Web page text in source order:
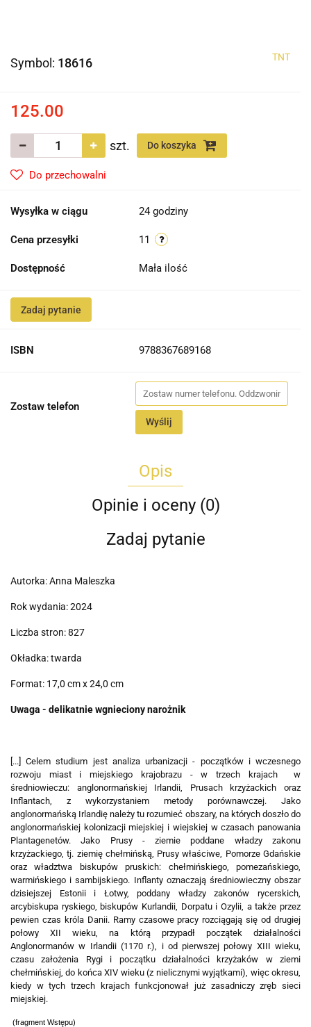
Symbol: 18616 TNT
125.00
szt. Do koszyka
Do przechowalni
Wysyłka w ciągu 24 godziny
Cena przesyłki 11
Dostępność Mała ilość
Zadaj pytanie
ISBN 9788367689168
Zostaw telefon
Wyślij
Opis
Opinie i oceny (0)
Zadaj pytanie
Autorka: Anna Maleszka
Rok wydania: 2024
Liczba stron: 827
Okładka: twarda
Format: 17,0 cm x 24,0 cm
Uwaga - delikatnie wgnieciony narożnik
[...] Celem studium jest analiza urbanizacji - początków i wczesnego
rozwoju miast i miejskiego krajobrazu - w trzech krajach w
średniowieczu: anglonormańskiej Irlandii, Prusach krzyżackich oraz
Inflantach, z wykorzystaniem metody porównawczej. Jako
anglonormańską Irlandię należy tu rozumieć obszary, na których doszło do
anglonormańskiej kolonizacji miejskiej i wiejskiej w czasach panowania
Plantagenetów. Jako Prusy - ziemie poddane władzy zakonu
krzyżackiego, tj. ziemię chełmińską, Prusy właściwe, Pomorze Gdańskie
oraz władztwa biskupów pruskich: chełmińskiego, pomezańskiego,
warmińskiego i sambijskiego. Inflanty oznaczają średniowieczny obszar
dzisiejszej Estonii i Łotwy, poddany władzy zakonów rycerskich,
arcybiskupa ryskiego, biskupów Kurlandii, Dorpatu i Ozylii, a także przez
pewien czas króla Danii. Ramy czasowe pracy rozciągają się od drugiej
połowy XII wieku, na którą przypadł początek działalności
Anglonormanów w Irlandii (1170 r.), i od pierwszej połowy XIII wieku,
czasu założenia Rygi i początku działalności krzyżaków w ziemi
chełmińskiej, do końca XIV wieku (z nielicznymi wyjątkami), więc okresu,
kiedy w tych trzech krajach funkcjonował już zasadniczy zręb sieci
miejskiej.
(fragment Wstępu)